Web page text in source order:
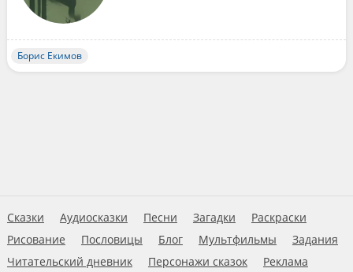
Борис Екимов
Сказки Аудиосказки Песни Загадки
Раскраски
Рисование
Пословицы Блог Мультфильмы
Задания
Читательский дневник
Персонажи сказок Реклама